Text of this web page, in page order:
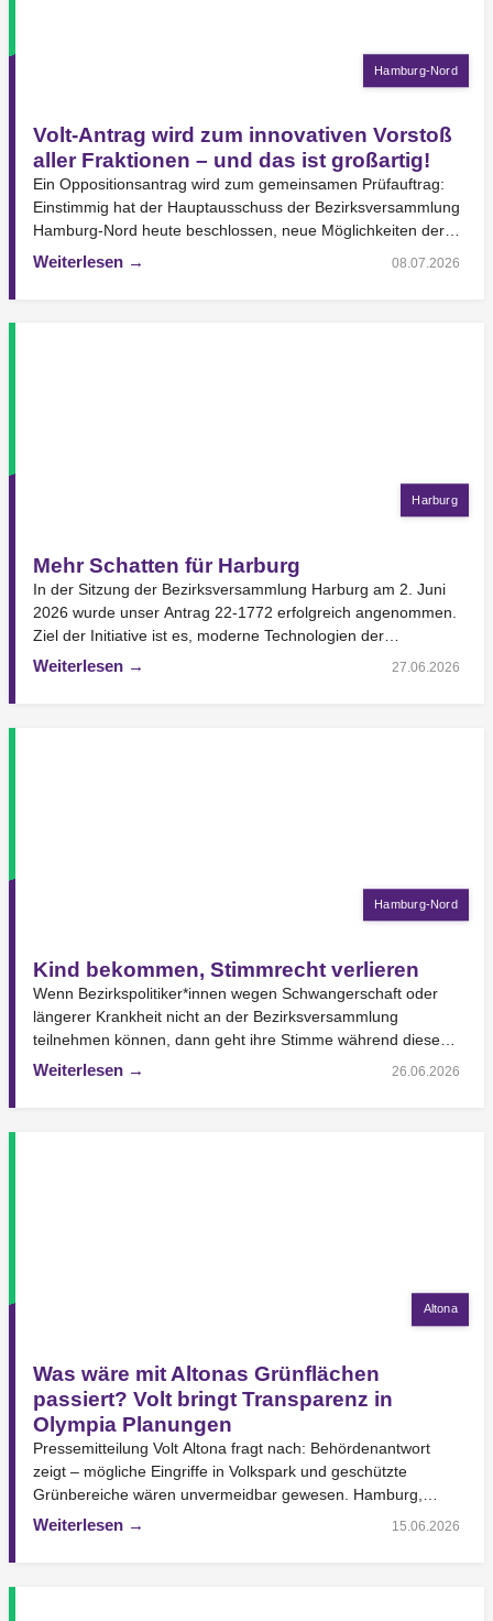
Hamburg-Nord
Volt-Antrag wird zum innovativen Vorstoß
aller Fraktionen – und das ist großartig!
Ein Oppositionsantrag wird zum gemeinsamen Prüfauftrag:
Einstimmig hat der Hauptausschuss der Bezirksversammlung
Hamburg-Nord heute beschlossen, neue Möglichkeiten der
Stimmabgabe für Bezirksabgeordnete prüfen zu lassen.…
Weiterlesen → 08.07.2026
Harburg
Mehr Schatten für Harburg
In der Sitzung der Bezirksversammlung Harburg am 2. Juni
2026 wurde unser Antrag 22-1772 erfolgreich angenommen.
Ziel der Initiative ist es, moderne Technologien der…
Weiterlesen →
27.06.2026
Hamburg-Nord
Kind bekommen, Stimmrecht verlieren
Wenn Bezirkspolitiker*innen wegen Schwangerschaft oder
längerer Krankheit nicht an der Bezirksversammlung
teilnehmen können, dann geht ihre Stimme während dieser
Zeit verloren. Die Volt-Fraktion Hamburg-Nord…
Weiterlesen → 26.06.2026
Altona
Was wäre mit Altonas Grünflächen
passiert? Volt bringt Transparenz in
Olympia Planungen
Pressemitteilung Volt Altona fragt nach: Behördenantwort
zeigt – mögliche Eingriffe in Volkspark und geschützte
Grünbereiche wären unvermeidbar gewesen. Hamburg,
25.06.2026 – Die Hamburger*innen haben…
Weiterlesen → 15.06.2026